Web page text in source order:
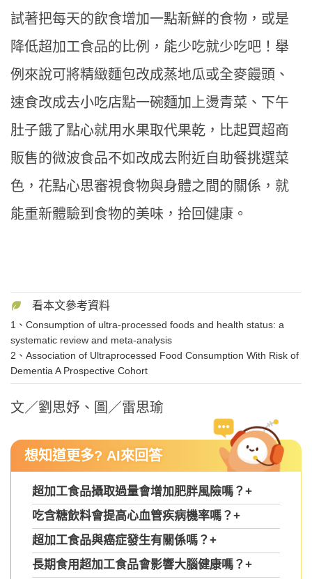
試著把每天的飲食增加一點新鮮的食物，或是
降低超加工食品的比例，能少吃就少吃吧！舉
例來說可將精緻麵包改成蒸地瓜或全麥饅頭、
速食改成去小吃店點一碗麵加上燙青菜、下午
肚子餓了點心就用水果取代果乾，比起買超商
販售的微波食品不如改成去附近自助餐挑選菜
色，花點心思審視食物與身體之間的關係，就
能重新體驗到食物的美味，拾回健康。
1、Consumption of ultra-processed foods and health status: a
systematic review and meta-analysis
2、Association of Ultraprocessed Food Consumption With Risk of
Dementia A Prospective Cohort
文／劉思妤、圖／雷思瑜
想知道更多? AI來回答
超加工食品攝取過量會增加肥胖風險嗎？+
吃含糖飲料會提高心血管疾病機率嗎？+
超加工食品與癌症發生有關係嗎？+
長期食用超加工食品會影響大腦健康嗎？+